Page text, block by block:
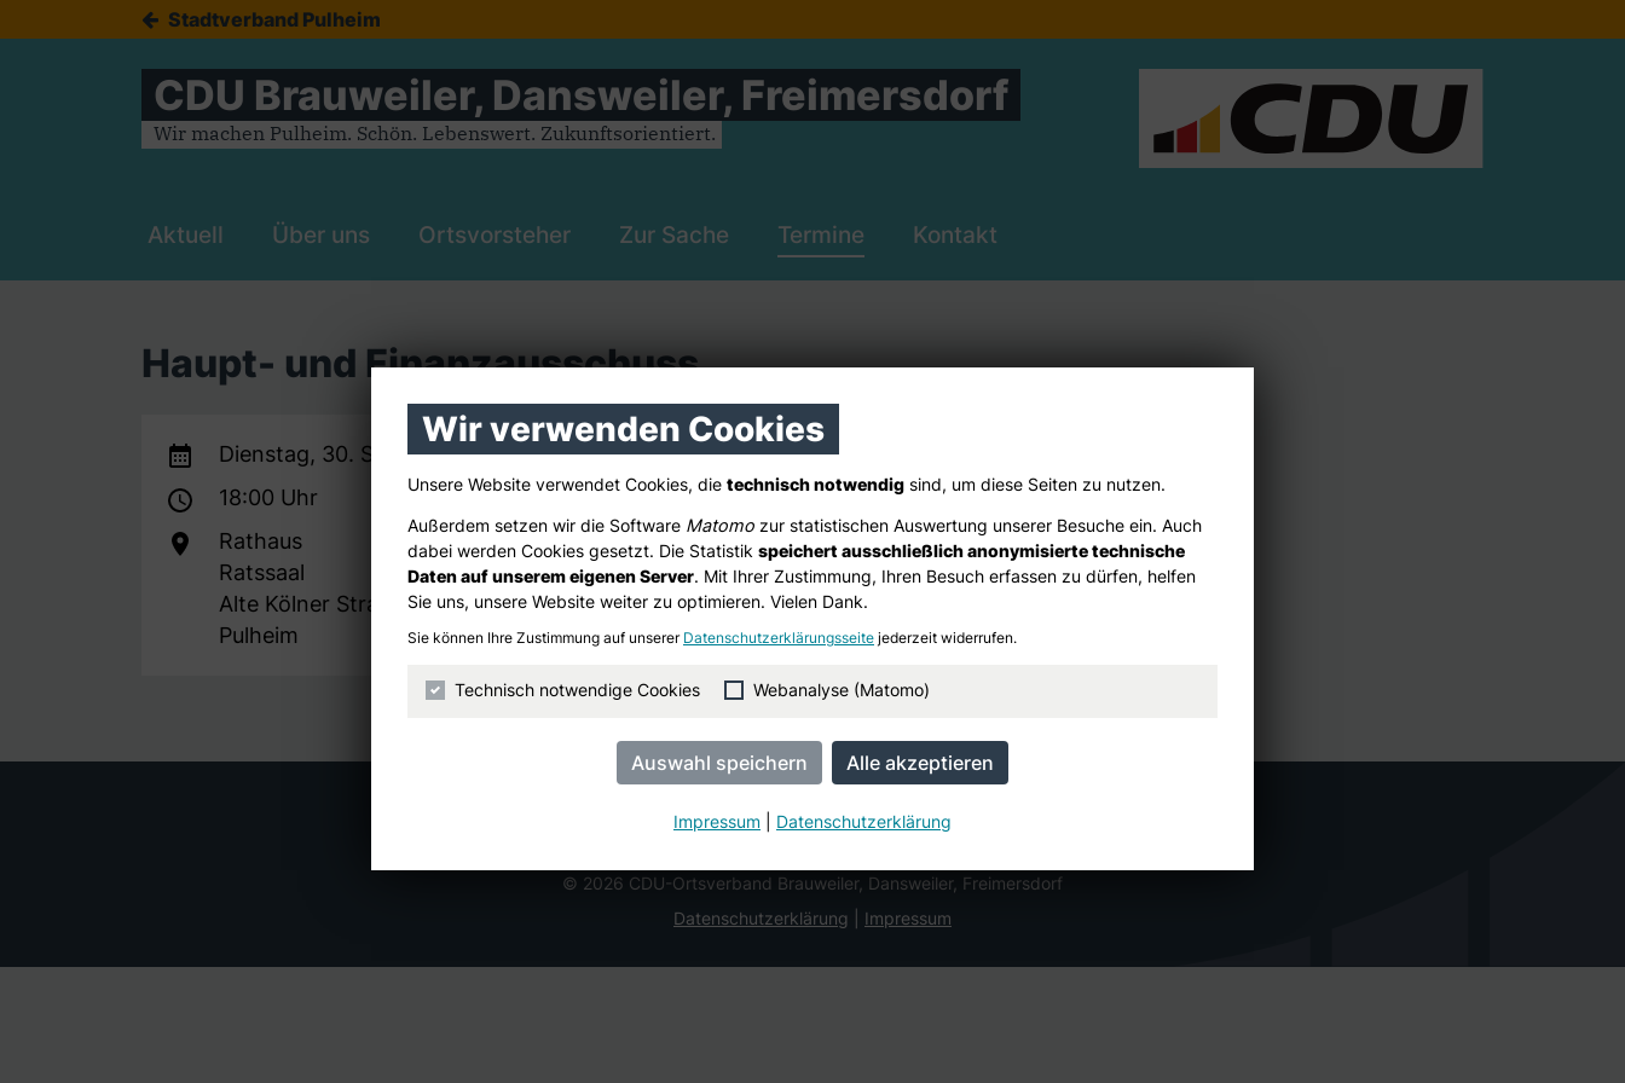
Stadtverband Pulheim
CDU Brauweiler, Dansweiler, Freimersdorf
Wir machen Pulheim. Schön. Lebenswert. Zukunftsorientiert.
Aktuell Über uns Ortsvorsteher Zur Sache Termine Kontakt
Haupt- und Finanzausschuss
Dienstag, 30. September 2025
18:00 Uhr
Rathaus
Ratssaal
Alte Kölner Straße 26
Pulheim
Adresse suchen (Google Maps)
© 2026 CDU-Ortsverband Brauweiler, Dansweiler, Freimersdorf
Datenschutzerklärung
Impressum
Wir verwenden Cookies
Unsere Website verwendet Cookies, die technisch notwendig sind, um diese Seiten zu nutzen.
Außerdem setzen wir die Software Matomo zur statistischen Auswertung unserer Besuche ein. Auch
dabei werden Cookies gesetzt. Die Statistik speichert ausschließlich anonymisierte technische
Daten auf unserem eigenen Server. Mit Ihrer Zustimmung, Ihren Besuch erfassen zu dürfen, helfen
Sie uns, unsere Website weiter zu optimieren. Vielen Dank.
Sie können Ihre Zustimmung auf unserer Datenschutzerklärungsseite jederzeit widerrufen.
Technisch notwendige Cookies Webanalyse (Matomo)
Impressum Datenschutzerklärung